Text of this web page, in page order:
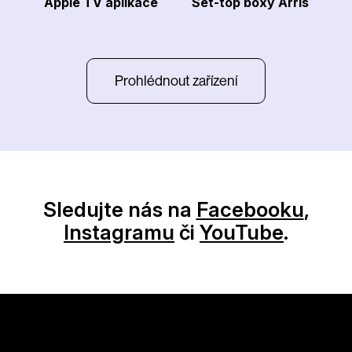
Prohlédnout zařízení
Sledujte nás na Facebooku,
Instagramu či YouTube.